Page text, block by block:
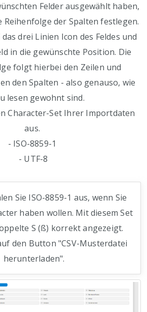
Felder ausgewählt haben,
Reihenfolge der Spalten festlegen.
drei Linien Icon des Feldes und
in die gewünschte Position. Die
folgt hierbei den Zeilen und
den Spalten - also genauso, wie
lesen gewohnt sind.
Character-Set Ihrer Importdaten
aus.
- ISO-8859-1
- UTF-8
Sie ISO-8859-1 aus, wenn Sie
haben wollen. Mit diesem Set
S (ß) korrekt angezeigt.
den Button "CSV-Musterdatei
herunterladen".